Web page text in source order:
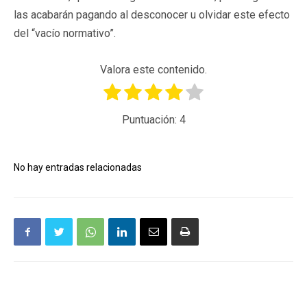
las acabarán pagando al desconocer u olvidar este efecto
del “vacío normativo”.
Valora este contenido.
Puntuación: 4
No hay entradas relacionadas